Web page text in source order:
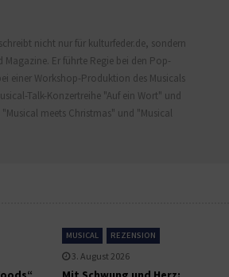
nicht nur für kulturfeder.de, sondern
Er führte Regie bei den Pop-
einer Workshop-Produktion des Musicals
Talk-Konzertreihe "Auf ein Wort" und
meets Christmas" und "Musical
MUSICAL REZENSION
3. August 2026